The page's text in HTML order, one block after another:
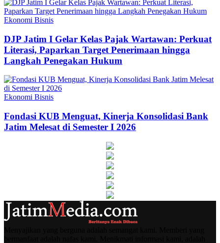
Ekonomi Bisnis
DJP Jatim I Gelar Kelas Pajak Wartawan: Perkuat
Literasi, Paparkan Target Penerimaan hingga
Langkah Penegakan Hukum
Ekonomi Bisnis
Fondasi KUB Menguat, Kinerja Konsolidasi Bank
Jatim Melesat di Semester I 2026